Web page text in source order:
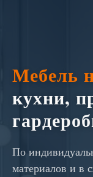
Мебель
кухни,
По
материалов и в